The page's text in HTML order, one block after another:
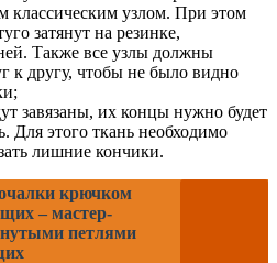
классическим узлом. При этом
затянут на резинке,
Также все узлы должны
к другу, чтобы не было видно
завязаны, их концы нужно будет
Для этого ткань необходимо
лишние кончики.
крючком
– мастер-
петлями